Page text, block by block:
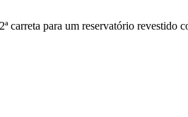
carreta para um reservatório revestido